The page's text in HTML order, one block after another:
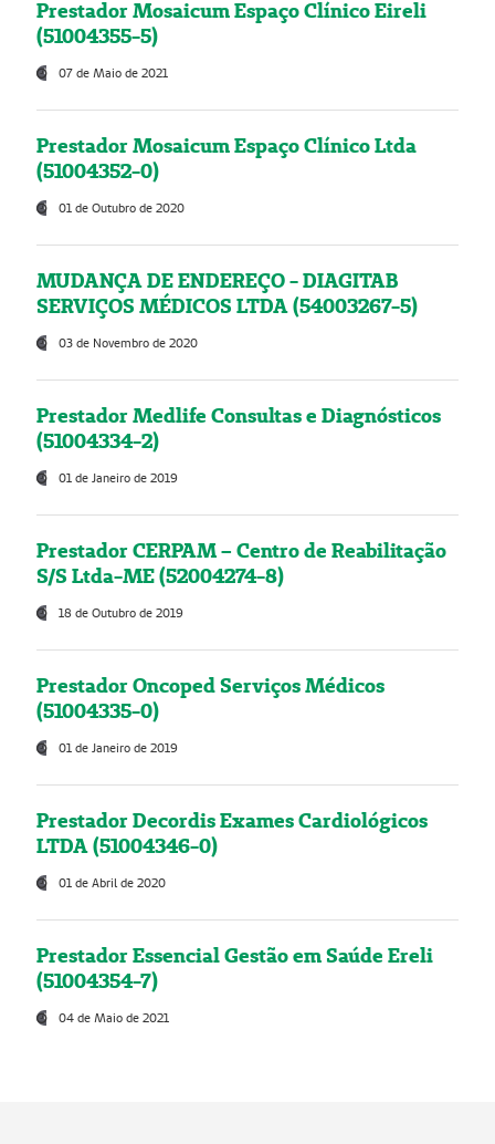
Prestador Mosaicum Espaço Clínico Eireli
(51004355-5)
07 de Maio de 2021
Prestador Mosaicum Espaço Clínico Ltda
(51004352-0)
01 de Outubro de 2020
MUDANÇA DE ENDEREÇO - DIAGITAB
SERVIÇOS MÉDICOS LTDA (54003267-5)
03 de Novembro de 2020
Prestador Medlife Consultas e Diagnósticos
(51004334-2)
01 de Janeiro de 2019
Prestador CERPAM – Centro de Reabilitação
S/S Ltda-ME (52004274-8)
18 de Outubro de 2019
Prestador Oncoped Serviços Médicos
(51004335-0)
01 de Janeiro de 2019
Prestador Decordis Exames Cardiológicos
LTDA (51004346-0)
01 de Abril de 2020
Prestador Essencial Gestão em Saúde Ereli
(51004354-7)
04 de Maio de 2021